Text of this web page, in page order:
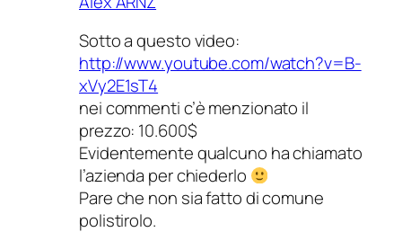
Sotto a questo video:
http://www.youtube.com/watch?v=B-
xVy2E1sT4
nei commenti c’è menzionato il
prezzo: 10.600$
Evidentemente qualcuno ha chiamato
l’azienda per chiederlo
Pare che non sia fatto di comune
polistirolo.